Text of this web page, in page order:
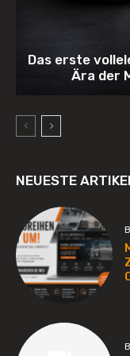
Das erste
Ära der
NEUESTE